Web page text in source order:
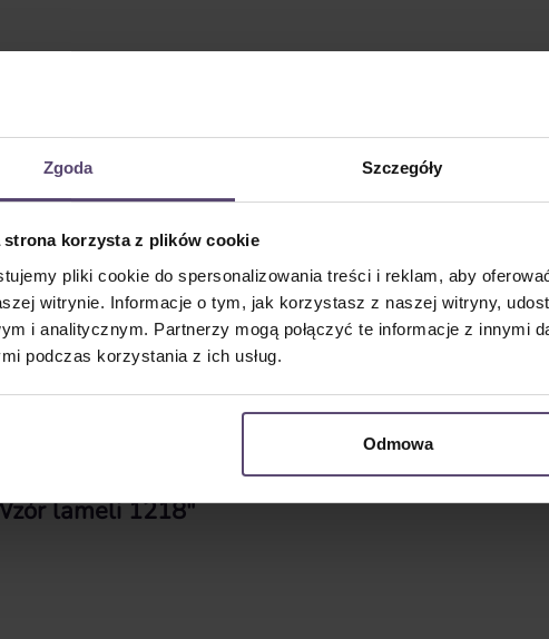
Zgoda Szczegóły
strona korzysta z plików cookie
pliki cookie do spersonalizowania treści i reklam, aby
witrynie. Informacje o tym, jak korzystasz z naszej witryny,
i analitycznym. Partnerzy mogą połączyć te informacje z innymi
podczas korzystania z ich usług.
Odmowa
lameli 1218"